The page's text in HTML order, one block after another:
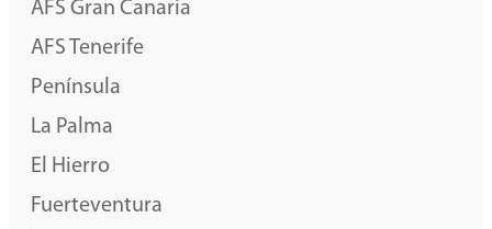
AFS Gran Canaria
AFS Tenerife
Península
La Palma
El Hierro
Fuerteventura